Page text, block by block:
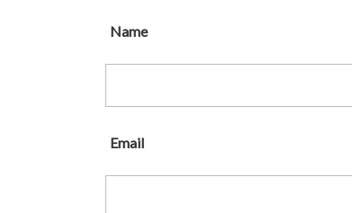
Name
Email